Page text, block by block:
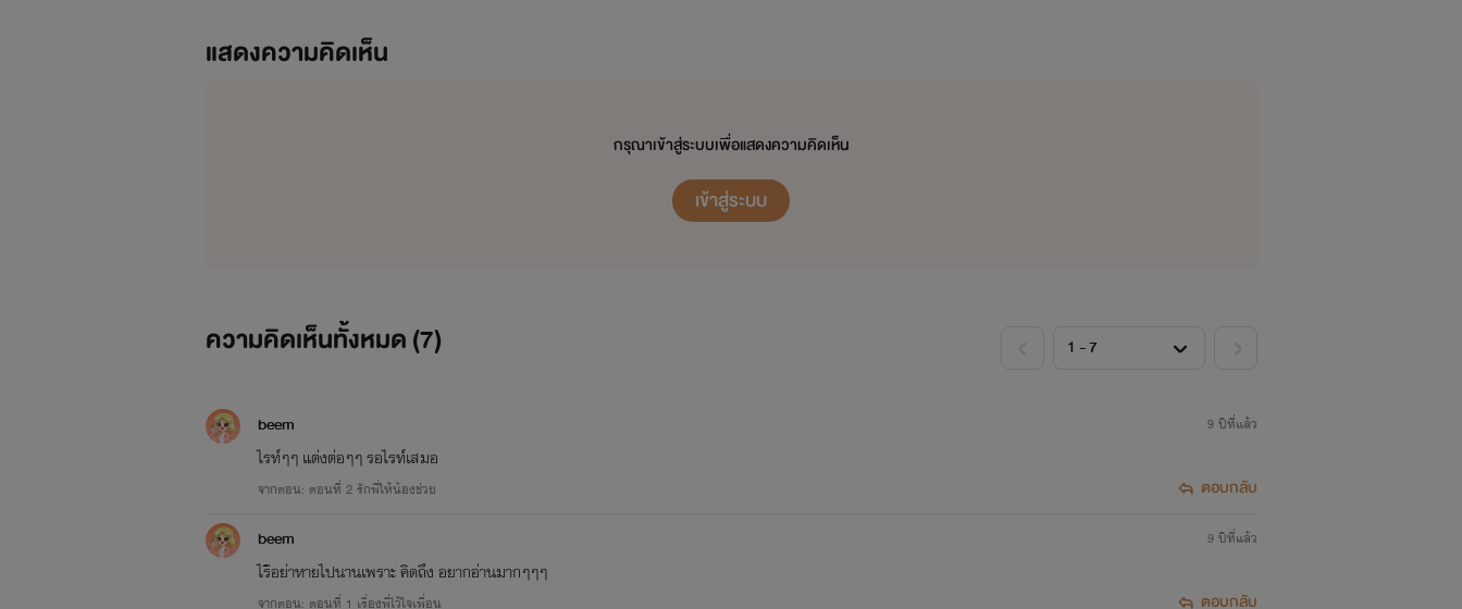
' ไอ้เด็กนี่ มึงไม่อายเขามั่งรึไงวะ '
นาย รามินทร์ พิสุทธิ์ ชื่อเล่น วิน
แสดงความคิดเห็น
กรุณาเข้าสู่ระบบเพื่อแสดงความคิดเห็น
เข้าสู่ระบบ
ความคิดเห็นทั้งหมด (7)
beem
ไรท์ๆๆ แต่งต่อๆๆ รอไรท์เสมอ
จากตอน: ตอนที่ 2 รักพี่ให้น้องช่วย
9 ปีที่แล้ว
ตอบกลับ
beem
ไรือย่าหายไปนานเพราะ คิดถึง อยากอ่านมากๆๆๆ
จากตอน: ตอนที่ 1 เรื่องพี่ไว้ใจเพื่อน
9 ปีที่แล้ว
ตอบกลับ